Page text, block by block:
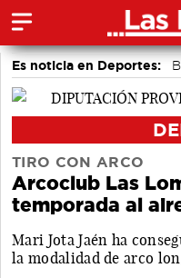
Es noticia en Deportes:
Motor
TIRO CON ARCO
Arcoclub Las
temporada al
Mari Jota Jaén ha
la modalidad de arco